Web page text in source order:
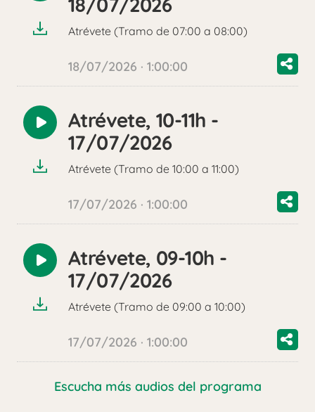
audio
Atrévete (Tramo de 07:00 a 08:00)
18/07/2026 · 1:00:00
Reproducir
audio
Atrévete, 10-11h -
17/07/2026
Atrévete (Tramo de 10:00 a 11:00)
17/07/2026 · 1:00:00
Reproducir
audio
Atrévete, 09-10h -
17/07/2026
Atrévete (Tramo de 09:00 a 10:00)
17/07/2026 · 1:00:00
Escucha más audios del programa